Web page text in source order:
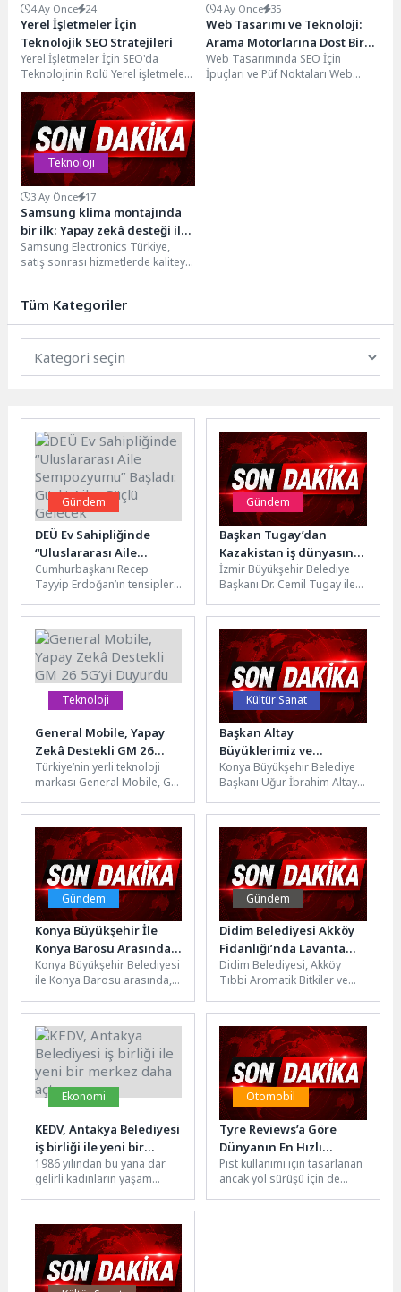
4 Ay Önce 24
Yerel İşletmeler İçin
Teknolojik SEO Stratejileri
Yerel İşletmeler İçin SEO'da
Teknolojinin Rolü Yerel işletmeler
için SEO, dijital pazarlama
stratejilerinin önemli bir...
4 Ay Önce 35
Web Tasarımı ve Teknoloji:
Arama Motorlarına Dost Bir
Yaklaşım
Web Tasarımında SEO İçin
İpuçları ve Püf Noktaları Web
Teknoloji
3 Ay Önce 17
Samsung klima montajında
bir ilk: Yapay zekâ desteği ile
kurulum
Samsung Electronics Türkiye,
satış sonrası hizmetlerde kaliteyi
Tüm Kategoriler
Gündem
DEÜ Ev Sahipliğinde
“Uluslararası Aile
Sempozyumu” Başladı:
Güçlü Aile, Güçlü
Gelecek
Cumhurbaşkanı Recep
Tayyip Erdoğan’ın tensipleri
Yılı”, 2026-2035 yıllarının ise
“Aile ve Nüfus On...
Gündem
Başkan Tugay’dan
Kazakistan iş dünyasına
İzmir daveti
İzmir Büyükşehir Belediye
Başkanı Dr. Cemil Tugay ile
Kazakistan'ın başkenti
Astana'da Türkiye...
Teknoloji
General Mobile, Yapay
Zekâ Destekli GM 26
5G’yi Duyurdu
Türkiye’nin yerli teknoloji
markası General Mobile, GM
desteği sunan GM...
Kültür Sanat
Başkan Altay
Büyüklerimiz ve
Kahraman Gazilerimiz
İçin “Vefa Umresi”
Projesinin Müjdesini
Konya Büyükşehir Belediye
Başkanı Uğur İbrahim Altay,
büyüklerimiz ve kahraman
gazilerimizin yüzünü...
Gündem
Konya Büyükşehir İle
Konya Barosu Arasında
“Entegre Sosyal Destek
ve Adli Yardım İş Birliği
Protokolü” İmzalandı
Konya Büyükşehir Belediyesi
ile Konya Barosu arasında,
yaşayan vatandaşların
hukuki süreçlerinin yanı
sıra...
Gündem
Didim Belediyesi Akköy
Fidanlığı’nda Lavanta
Hasadı Gerçekleştirildi
Didim Belediyesi, Akköy
Tıbbi Aromatik Bitkiler ve
yürüttüğü üretim faaliyetleri
kapsamında lavanta...
Ekonomi
KEDV, Antakya Belediyesi
iş birliği ile yeni bir
merkez daha açtı
1986 yılından bu yana dar
gelirli kadınların yaşam
yerel kalkınmadaki rollerini
güçlendirmek...
Otomobil
Tyre Reviews’a Göre
Dünyanın En Hızlı
Lastiği: Pirelli P Zero
Trofeo RS
Pist kullanımı için tasarlanan
ancak yol sürüşü için de